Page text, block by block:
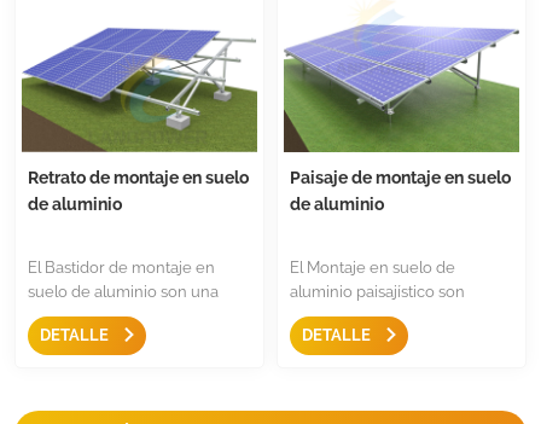
Retrato de montaje en suelo
de aluminio
El Bastidor de montaje en
suelo de aluminio son una
solución de montaje simple y
fácil para instalaciones solares
aluminio anodizado y
DETALLE
Paisaje de montaje en suelo
de aluminio
El Montaje en suelo de
aluminio paisajístico son
buenos en anticorrosión y
menos problemas posteriores
para una instalación rápida,
DETALLE